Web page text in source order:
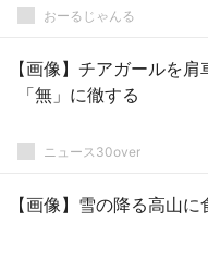
おーるじゃんる
【画像】チアガールを肩
「無」に徹する
ニュース30over
【画像】雪の降る高山